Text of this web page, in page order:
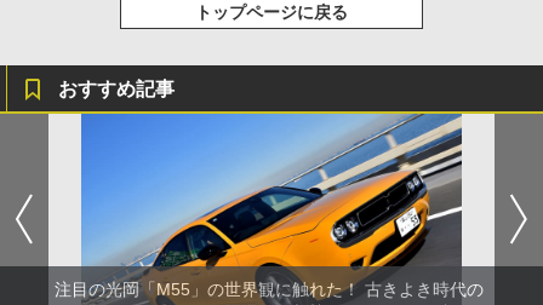
トップページに戻る
おすすめ記事
注目の光岡「M55」の世界観に触れた！ 古きよき時代の